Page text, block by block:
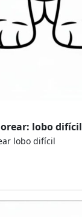
lobo difícil
lobo difícil